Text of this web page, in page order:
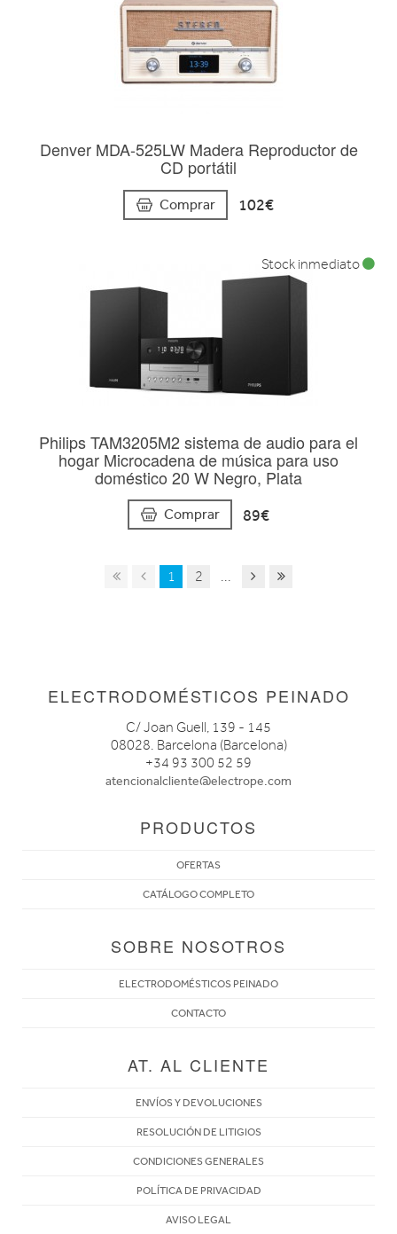
Denver MDA-525LW Madera Reproductor de
CD portátil
Comprar 102€
Philips TAM3205M2 sistema de audio para el
hogar Microcadena de música para uso
doméstico 20 W Negro, Plata
Comprar 89€
Stock inmediato
1 2 ...
ELECTRODOMÉSTICOS PEINADO
C/ Joan Guell, 139 - 145
08028. Barcelona (Barcelona)
+34 93 300 52 59
atencionalcliente@electrope.com
PRODUCTOS
OFERTAS
CATÁLOGO COMPLETO
SOBRE NOSOTROS
ELECTRODOMÉSTICOS PEINADO
CONTACTO
AT. AL CLIENTE
ENVÍOS Y DEVOLUCIONES
RESOLUCIÓN DE LITIGIOS
CONDICIONES GENERALES
POLÍTICA DE PRIVACIDAD
AVISO LEGAL